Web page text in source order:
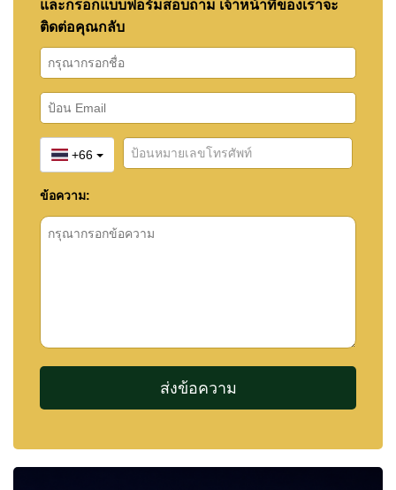
และกรอกแบบฟอร์มสอบถาม เจ้าหน้าที่ของเราจะ
ติดต่อคุณกลับ
+66
ข้อความ: